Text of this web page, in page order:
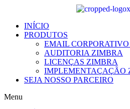
conteúdo
INÍCIO
PRODUTOS
EMAIL
AUDITORIA ZIMBRA
LICENÇAS ZIMBRA
IMPLEMENTAÇAÇÃO
SEJA NOSSO PARCEIRO
Menu